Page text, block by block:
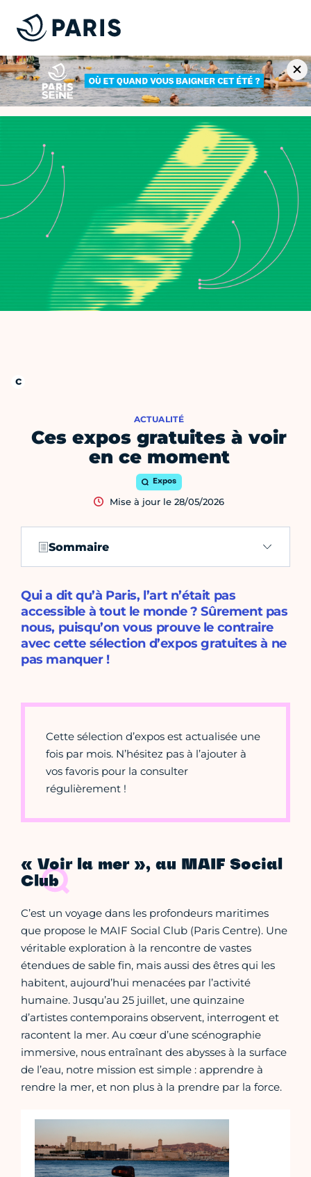
Ces expos gratuites à voir
en ce moment
ACTUALITÉ
Expos
Mise à jour le 28/05/2026
Sommaire
Qui a dit qu’à Paris, l’art n’était pas
accessible à tout le monde ? Sûrement pas
nous, puisqu’on vous prouve le contraire
avec cette sélection d’expos gratuites à ne
pas manquer !
Cette sélection d’expos est actualisée une
fois par mois. N’hésitez pas à l’ajouter à
vos favoris pour la consulter
régulièrement !
« Voir la mer », au MAIF Social
Club
C’est un voyage dans les profondeurs maritimes
que propose le MAIF Social Club (Paris Centre). Une
véritable exploration à la rencontre de vastes
étendues de sable fin, mais aussi des êtres qui les
habitent, aujourd’hui menacées par l’activité
humaine. Jusqu’au 25 juillet, une quinzaine
d’artistes contemporains observent, interrogent et
racontent la mer. Au cœur d’une scénographie
immersive, nous entraînant des abysses à la surface
de l’eau, notre mission est simple : apprendre à
rendre la mer, et non plus à la prendre par la force.